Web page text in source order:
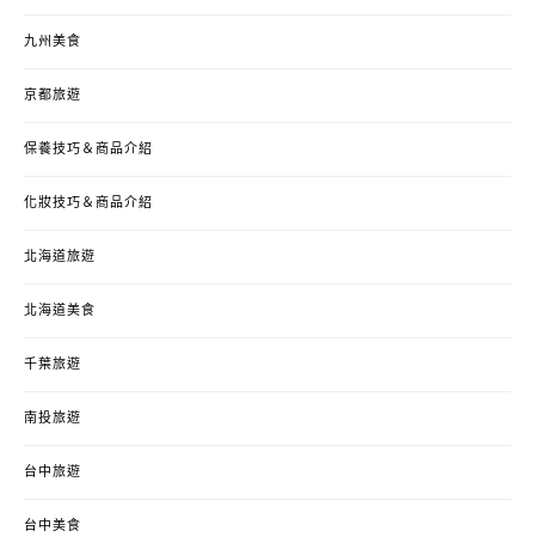
九州美食
京都旅遊
保養技巧＆商品介紹
化妝技巧＆商品介紹
北海道旅遊
北海道美食
千葉旅遊
南投旅遊
台中旅遊
台中美食